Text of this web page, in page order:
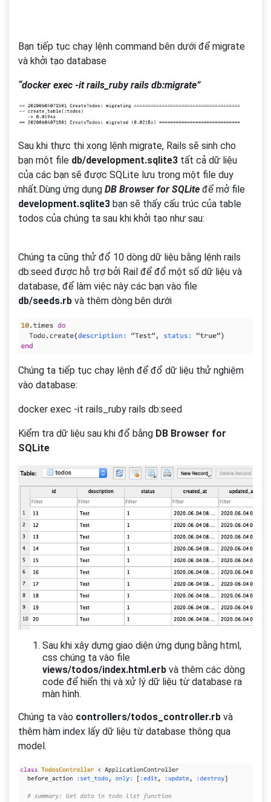
Bạn tiếp tục chạy lệnh command bên dưới để migrate
và khởi tạo database
“docker exec -it rails_ruby rails db:migrate”
Sau khi thực thi xong lệnh migrate, Rails sẽ sinh cho
bạn một file db/development.sqlite3 tất cả dữ liệu
của các bạn sẽ được SQLite lưu trong một file duy
nhất.Dùng ứng dụng DB Browser for SQLite để mở file
development.sqlite3 bạn sẽ thấy cấu trúc của table
todos của chúng ta sau khi khởi tạo như sau:
Chúng ta cũng thử đổ 10 dòng dữ liệu bằng lệnh rails
db:seed được hỗ trợ bởi Rail để đổ một số dữ liệu và
database, để làm việc này các bạn vào file
db/seeds.rb và thêm dòng bên dưới
Chúng ta tiếp tục chạy lệnh để đổ dữ liệu thử nghiệm
vào database:
docker exec -it rails_ruby rails db:seed
Kiểm tra dữ liệu sau khi đổ bằng DB Browser for
SQLite
Sau khi xây dựng giao diện ứng dụng bằng html,
css chúng ta vào file
views/todos/index.html.erb và thêm các dòng
code để hiển thị và xử lý dữ liệu từ database ra
màn hình.
Chúng ta vào controllers/todos_controller.rb và
thêm hàm index lấy dữ liệu từ database thông qua
model.